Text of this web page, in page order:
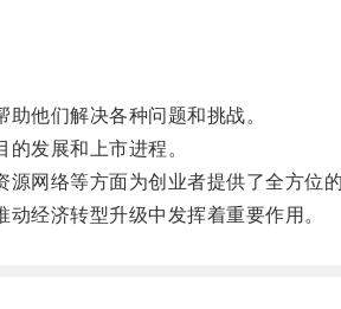
他们解决各种问题和挑战。
发展和上市进程。
络等方面为创业者提供了全方位
经济转型升级中发挥着重要作用。